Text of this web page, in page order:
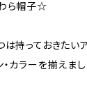
ら帽子☆
持っておきたい
・カラーを揃えま